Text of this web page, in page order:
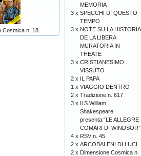
Cosmica n. 18
MEMORIA
3 x SPECCHI DI QUESTO
TEMPO
3 x NOTE SU LA HISTORIA
DE LA LIBERA
MURATORIA IN
THEATE
3 x CRISTIANESIMO
VISSUTO
2 x IL PAPA
1 x VIAGGIO DENTRO
2 x Tradizione n. 617
3 x Il S.William
Shakespeare
presenta:“LE ALLEGRE
COMARI DI WINDSOR”
4 x RSV n. 45
2 x ARCOBALENI DI LUCI
2 x Dimensione Cosmica n.